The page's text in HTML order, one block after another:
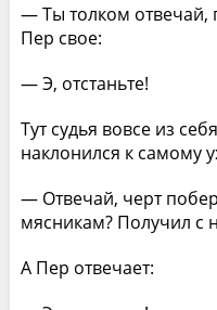
— Ты толком отвечай,
Пер свое:
— Э, отстаньте!
Тут судья вовсе из
наклонился к самому
— Отвечай, черт
мясникам? Получил с
А Пер отвечает: